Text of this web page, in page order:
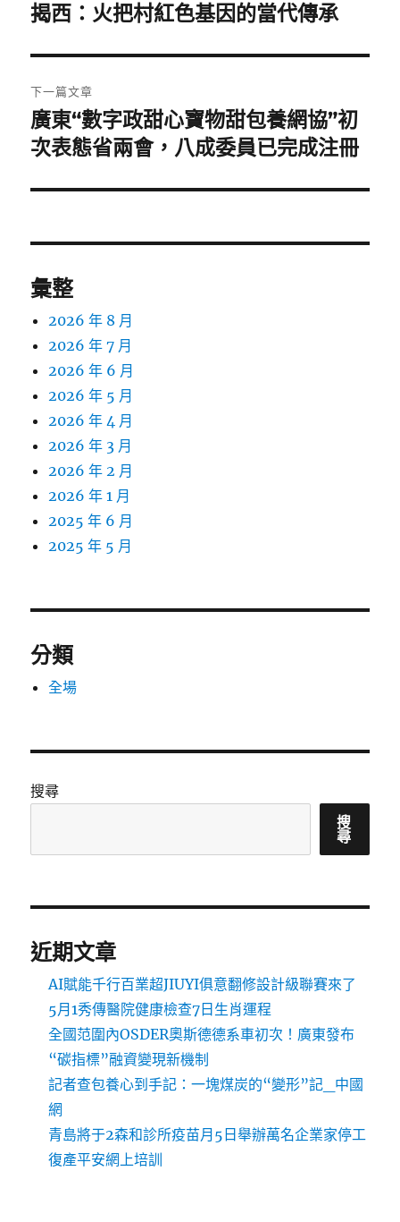
導
覽
一
文
章:
揭西：火把村紅色基因的當代傳承
下一篇文章
下
一
文
廣東“數字政甜心寶物甜包養網協”初
次表態省兩會，八成委員已完成注冊
彙整
2026 年 8 月
2026 年 7 月
2026 年 6 月
2026 年 5 月
2026 年 4 月
2026 年 3 月
2026 年 2 月
2026 年 1 月
2025 年 6 月
2025 年 5 月
分類
全場
搜尋
搜
尋
近期文章
AI賦能千行百業超JIUYI俱意翻修設計級聯賽來了
5月1秀傳醫院健康檢查7日生肖運程
全國范圍內OSDER奧斯德德系車初次！廣東發布
“碳指標”融資變現新機制
記者查包養心到手記：一塊煤炭的“變形”記_中國
網
青島將于2森和診所疫苗月5日舉辦萬名企業家停工
復產平安網上培訓